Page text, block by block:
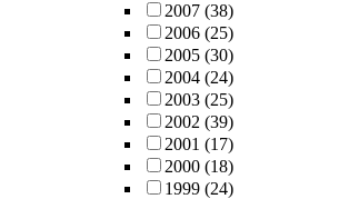
2007 (38)
2006 (25)
2005 (30)
2004 (24)
2003 (25)
2002 (39)
2001 (17)
2000 (18)
1999 (24)